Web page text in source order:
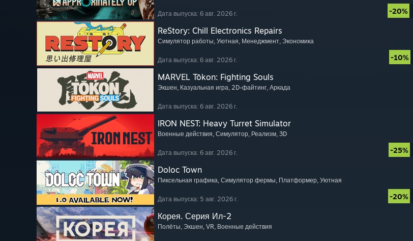
Дата выпуска: 6 авг. 2026 г. -20%
ReStory: Chill Electronics Repairs
Симулятор работы, Уютная, Менеджмент, Экономика
Дата выпуска: 6 авг. 2026 г. -10%
MARVEL Tōkon: Fighting Souls
Экшен, Казуальная игра, 2D-файтинг, Аркада
Дата выпуска: 6 авг. 2026 г.
IRON NEST: Heavy Turret Simulator
Военные действия, Симулятор, Реализм, 3D
Дата выпуска: 6 авг. 2026 г. -25%
Doloc Town
Пиксельная графика, Симулятор фермы, Платформер, Уютная
Дата выпуска: 5 авг. 2026 г. -20%
Корея. Серия Ил-2
Полёты, Экшен, VR, Военные действия